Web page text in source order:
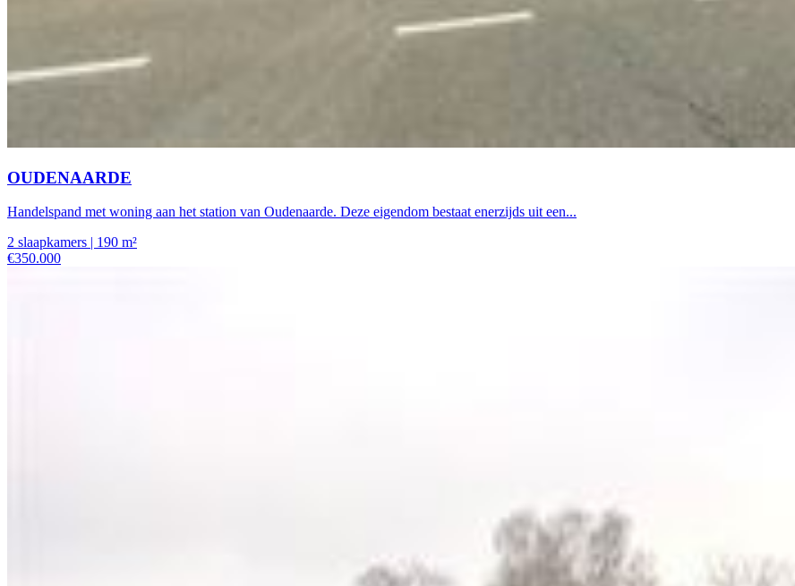
OUDENAARDE
Handelspand met woning aan het station van Oudenaarde. Deze eigendom bestaat enerzijds uit een...
2 slaapkamers | 190 m²
€350.000